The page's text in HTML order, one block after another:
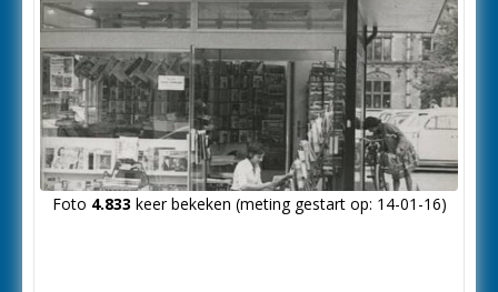
Foto 4.833 keer bekeken (meting gestart op: 14-01-16)